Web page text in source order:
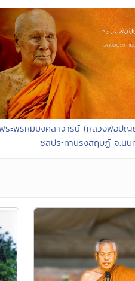
ระพรหมมังคลาจารย์ (หลวงพ่อปั
ชลประทานรังสฤษฏ์ จ.นน